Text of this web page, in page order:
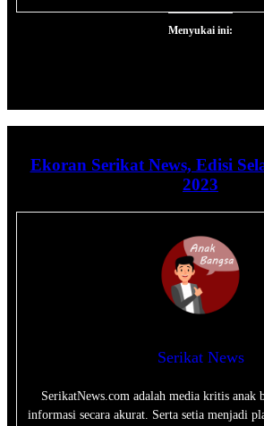
Menyukai ini:
Ekoran Serikat News, Edisi
2023
Serikat News
SerikatNews.com adalah media kritis anak
informasi secara akurat. Serta setia menjadi